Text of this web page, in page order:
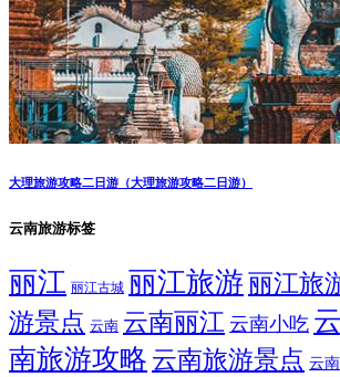
大理旅游攻略二日游（大理旅游攻略二日游）
云南旅游标签
丽江 丽江古城 丽江旅游 丽江旅
游景点 云南 云南丽江 云南小吃
南旅游攻略 云南旅游景点 云